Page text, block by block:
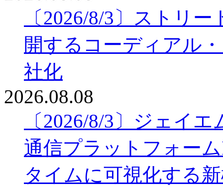
〔2026/8/3〕ストリ
開するコーディアル
社化
2026.08.08
〔2026/8/3〕ジェイ
通信プラットフォー
タイムに可視化する